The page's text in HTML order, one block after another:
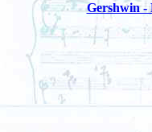
Gershwin -